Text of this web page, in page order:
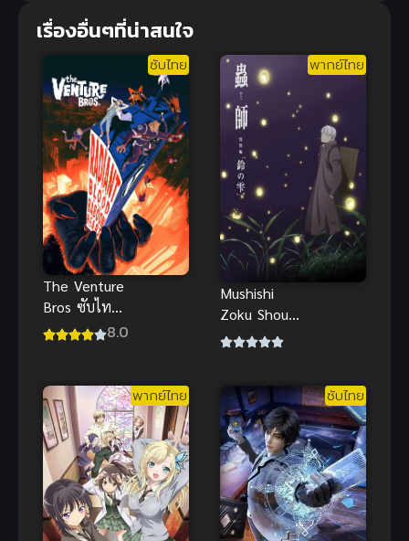
เรื่องอื่นๆที่น่าสนใจ
ซับไทย
The Venture
Bros ซับไทย
ตลก
และฮีโร่สุด
ป่วนฮาๆ
8.0
พากย์ไทย
Mushishi
Zoku Shou
Suzu no
Mushishi
Zoku Shou
Suzu no
Shizuku
Movie
พากย์ไทย ซับไทย